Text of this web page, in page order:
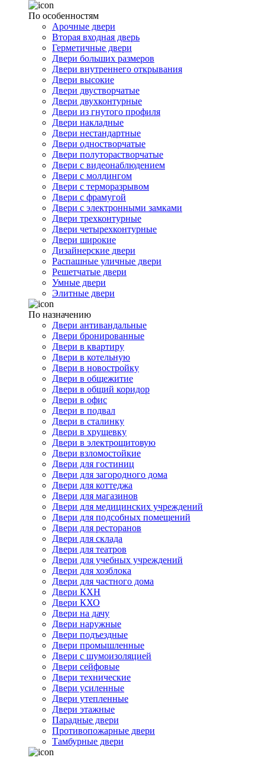
По особенностям
Арочные двери
Вторая входная дверь
Герметичные двери
Двери больших размеров
Двери внутреннего открывания
Двери высокие
Двери двустворчатые
Двери двухконтурные
Двери из гнутого профиля
Двери накладные
Двери нестандартные
Двери одностворчатые
Двери полуторастворчатые
Двери с видеонаблюдением
Двери с молдингом
Двери с терморазрывом
Двери с фрамугой
Двери с электронными замками
Двери трехконтурные
Двери четырехконтурные
Двери широкие
Дизайнерские двери
Распашные уличные двери
Решетчатые двери
Умные двери
Элитные двери
По назначению
Двери антивандальные
Двери бронированные
Двери в квартиру
Двери в котельную
Двери в новостройку
Двери в общежитие
Двери в общий коридор
Двери в офис
Двери в подвал
Двери в сталинку
Двери в хрущевку
Двери в электрощитовую
Двери взломостойкие
Двери для гостиниц
Двери для загородного дома
Двери для коттеджа
Двери для магазинов
Двери для медицинских учреждений
Двери для подсобных помещений
Двери для ресторанов
Двери для склада
Двери для театров
Двери для учебных учреждений
Двери для хозблока
Двери для частного дома
Двери КХН
Двери КХО
Двери на дачу
Двери наружные
Двери подъездные
Двери промышленные
Двери с шумоизоляцией
Двери сейфовые
Двери технические
Двери усиленные
Двери утепленные
Двери этажные
Парадные двери
Противопожарные двери
Тамбурные двери